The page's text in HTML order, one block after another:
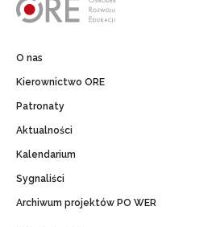
O nas
Kierownictwo ORE
Patronaty
Aktualności
Kalendarium
Sygnaliści
Archiwum projektów PO WER